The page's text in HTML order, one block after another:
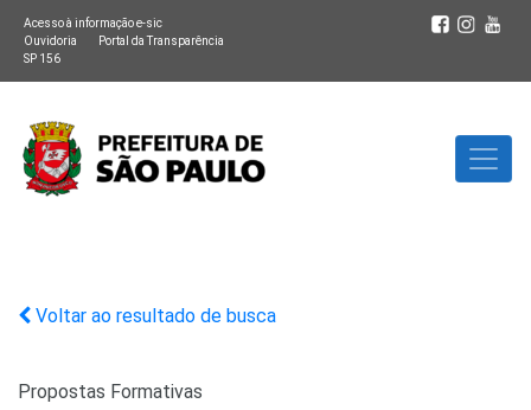
Acesso à informação e-sic
Ouvidoria
Portal da Transparência
SP 156
Voltar ao resultado de busca
Propostas Formativas